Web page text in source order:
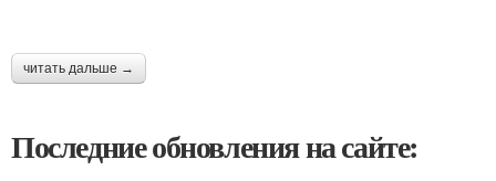
читать дальше →
Последние обновления на сайте: